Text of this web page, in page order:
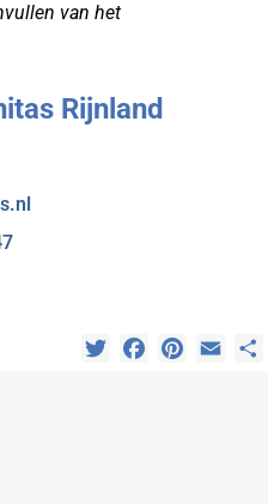
van het
Rijnland
TwitterFacebookPinterest